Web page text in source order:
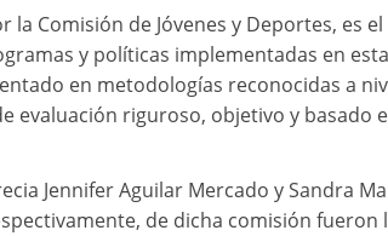
la Comisión de Jóvenes y Deportes, es
y políticas implementadas en
en metodologías reconocidas a
evaluación riguroso, objetivo y basado
Jennifer Aguilar Mercado y Sandra
de dicha comisión fueron